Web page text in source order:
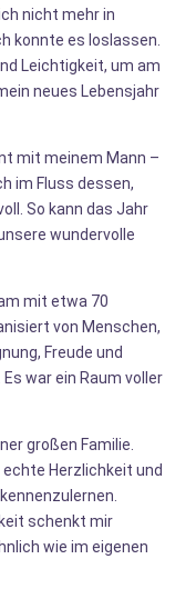
nicht mehr in
konnte es loslassen.
Leichtigkeit, um am
neues Lebensjahr
mit meinem Mann –
im Fluss dessen,
So kann das Jahr
wundervolle
mit etwa 70
von Menschen,
Freude und
war ein Raum voller
großen Familie.
Herzlichkeit und
schenkt mir
wie im eigenen